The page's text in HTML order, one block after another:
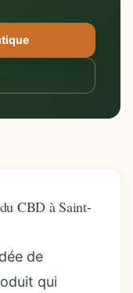
CBD à Saint-
de
qui